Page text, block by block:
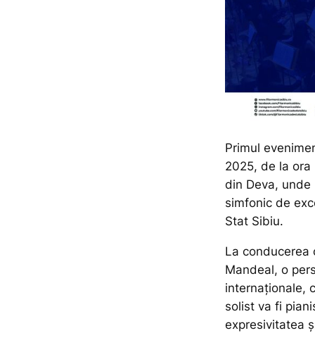
Primul
2025, de la ora
din Deva,
simfonic de
Stat Sibiu.
La conducerea
Mandeal, o
internaționale,
solist va fi
expresivitatea